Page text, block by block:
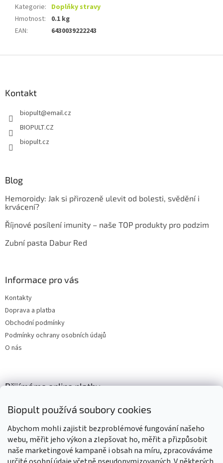
Biopult používá soubory cookies
Abychom mohli zajistit bezproblémové fungování našeho
webu, měřit jeho výkon a zlepšovat ho, měřit a přizpůsobit
naše marketingové kampaně i obsah na míru, zpracováváme
Kategorie: Doplňky stravy
Hmotnost:
0.1 kg
EAN: 6430039222243
Kontakt
biopult@email.cz
BIOPULT.CZ
biopult.cz
Blog
Hemoroidy: Jak si přirozeně ulevit od bolesti, svědění i
krvácení?
Říjnové posílení imunity – naše TOP produkty pro podzim
Zubní pasta Dabur Red
Informace pro vás
Kontakty
Doprava a platba
Obchodní podmínky
Podmínky ochrany osobních údajů
O nás
Přijímáme online platby
Výrobky označené BIO jsou certifikované kontrolní organizací CZ-
BIO-003